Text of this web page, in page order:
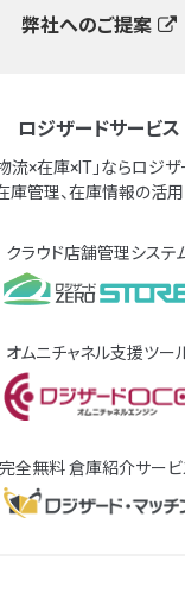
弊社へのご提案
ロジザードサービス
物流×在庫×IT」ならロジザ
庫管理、在庫情報の活
クラウド店舗管理システ
オムニチャネル支援ツー
完全無料 倉庫紹介サービ